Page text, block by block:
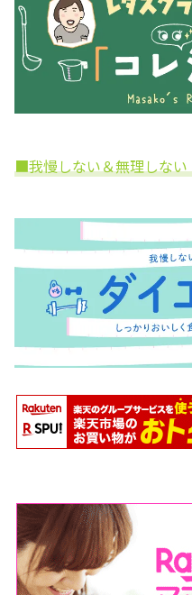
■我慢しない＆無理しない